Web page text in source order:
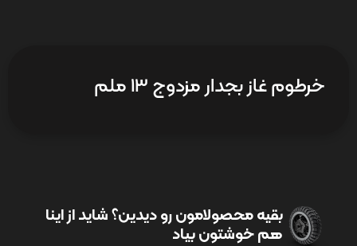
خرطوم غاز بجدار مزدوج 13 ملم
بقیه محصولامون رو دیدین؟ شاید از اینا
هم خوشتون بیاد